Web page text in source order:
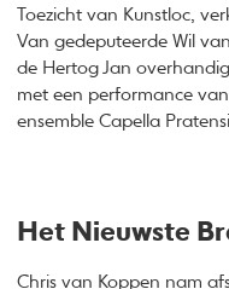
Toezicht van Kunstloc,
Van gedeputeerde Wil
de Hertog Jan
met een performance
ensemble Capella
Het Nieuwste
Chris van Koppen nam